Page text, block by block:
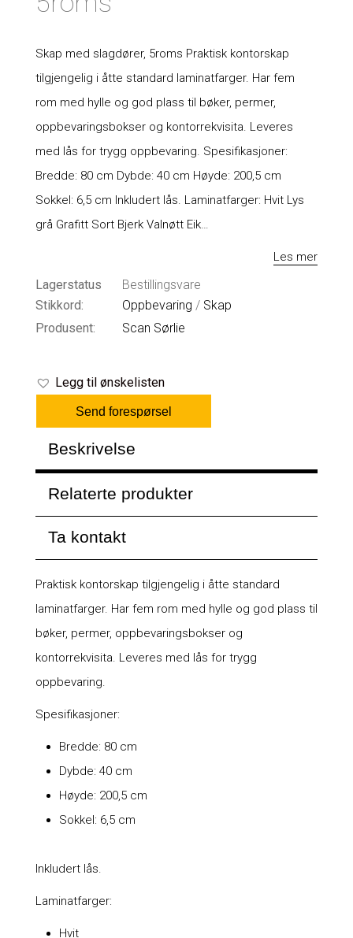
Skap med slagdører, 5roms Praktisk kontorskap
tilgjengelig i åtte standard laminatfarger. Har fem
rom med hylle og god plass til bøker, permer,
oppbevaringsbokser og kontorrekvisita. Leveres
med lås for trygg oppbevaring. Spesifikasjoner:
Bredde: 80 cm Dybde: 40 cm Høyde: 200,5 cm
Sokkel: 6,5 cm Inkludert lås. Laminatfarger: Hvit Lys
grå Grafitt Sort Bjerk Valnøtt Eik…
Les mer
Lagerstatus
Bestillingsvare
Stikkord:
Oppbevaring / Skap
Produsent:
Scan Sørlie
Legg til ønskelisten
Send forespørsel
Beskrivelse
Relaterte produkter
Ta kontakt
Praktisk kontorskap tilgjengelig i åtte standard
laminatfarger. Har fem rom med hylle og god plass til
bøker, permer, oppbevaringsbokser og
kontorrekvisita. Leveres med lås for trygg
oppbevaring.
Spesifikasjoner:
Bredde: 80 cm
Dybde: 40 cm
Høyde: 200,5 cm
Sokkel: 6,5 cm
Inkludert lås.
Laminatfarger:
Hvit